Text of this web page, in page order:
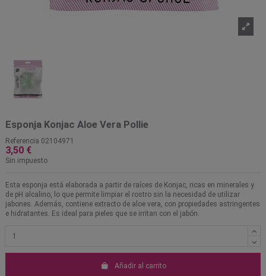
Esponja Konjac Aloe Vera Pollie
Referencia 02104971
3,50 €
Sin impuesto
Esta esponja está elaborada a partir de raíces de Konjac, ricas en minerales y
de pH alcalino, lo que permite limpiar el rostro sin la necesidad de utilizar
jabones. Además, contiene extracto de aloe vera, con propiedades astringentes
e hidratantes. Es ideal para pieles que se irritan con el jabón.
Añadir al carrito